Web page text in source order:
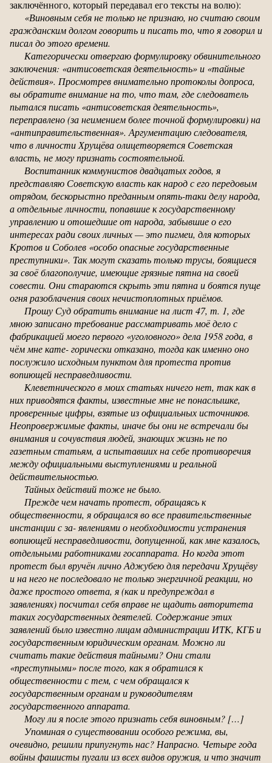
заключённого, который передавал его тексты на волю):
«Виновным себя не только не признаю, но считаю своим
гражданским долгом говорить и писать то, что я говорил и
писал до этого времени.
Категорически отвергаю формулировку обвинительного
заключения: «антисоветская деятельность» и «тайные
действия». Просмотрев внимательно протоколы допроса,
вы обратите внимание на то, что там, где следователь
пытался писать «антисоветская деятельность»,
переправлено (за неимением более точной формулировки) на
«антиправительственная». Аргументацию следователя,
что в личности Хрущёва олицетворяется Советская
власть, не могу признать состоятельной.
Воспитанник коммунистов двадцатых годов, я
представляю Советскую власть как народ с его передовым
отрядом, бескорыстно преданным опять-таки делу народа,
а отдельные личности, попавшие к государственному
управлению и отошедшие от народа, забывшие о его
интересах ради своих личных — это пигмеи, для которых
Кротов и Соболев «особо опасные государственные
преступники». Так могут сказать только трусы, боящиеся
за своё благополучие, имеющие грязные пятна на своей
совести. Они стараются скрыть эти пятна и боятся пуще
огня разоблачения своих нечистоплотных приёмов.
Прошу Суд обратить внимание на лист 47, т. 1, где
мною записано требование рассматривать моё дело с
фабрикацией моего первого «уголовного» дела 1958 года, в
чём мне кате- горически отказано, тогда как именно оно
послужило исходным пунктом для протеста против
вопиющей несправедливости.
Клеветнического в моих статьях ничего нет, так как в
них приводятся факты, известные мне не понаслышке,
проверенные цифры, взятые из официальных источников.
Неопровержимые факты, иначе бы они не встречали бы
внимания и сочувствия людей, знающих жизнь не по
газетным статьям, а испытавших на себе противоречия
между официальными выступлениями и реальной
действительностью.
Тайных действий тоже не было.
Прежде чем начать протест, обращаясь к
общественности, я обращался во все правительственные
инстанции с за- явлениями о необходимости устранения
вопиющей несправедливости, допущенной, как мне казалось,
отдельными работниками госаппарата. Но когда этот
протест был вручён лично Аджубею для передачи Хрущёву
и на него не последовало не только энергичной реакции, но
даже простого ответа, я (как и предупреждал в
заявлениях) посчитал себя вправе не щадить авторитета
таких государственных деятелей. Содержание этих
заявлений было известно лицам администрации ИТК, КГБ и
государственным юридическим органам. Можно ли
считать такие действия тайными? Они стали
«преступными» после того, как я обратился к
общественности с тем, с чем обращался к
государственным органам и руководителям
государственного аппарата.
Могу ли я после этого признать себя виновным? […]
Упоминая о существовании особого режима, вы,
очевидно, решили припугнуть нас? Напрасно. Четыре года
войны фашисты пугали из всех видов оружия, и что значит